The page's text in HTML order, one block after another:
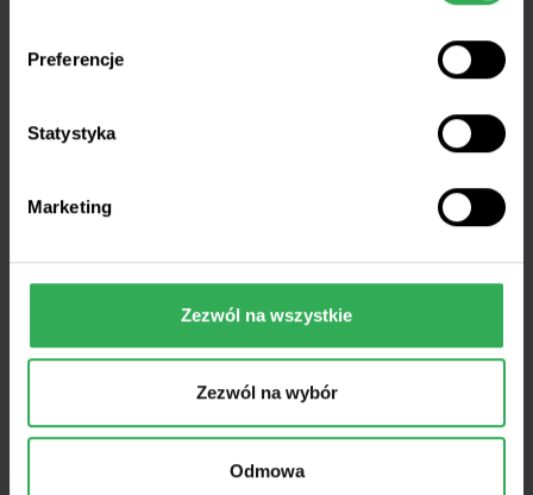
Preferencje
Statystyka
Marketing
Zezwól na wszystkie
Zezwól na wybór
Odmowa
Bruksela chce
rozmów z Polską.
W tle przyszłość
embarga na
produkty rolne z
Ukrainy